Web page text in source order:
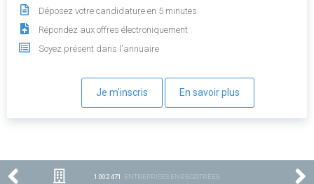
Déposez votre candidature en 5 minutes
Répondez aux offres électroniquement
Soyez présent dans l'annuaire
Je m'inscris En savoir plus
1 002 471 ENTREPRISES ENREGISTRÉES